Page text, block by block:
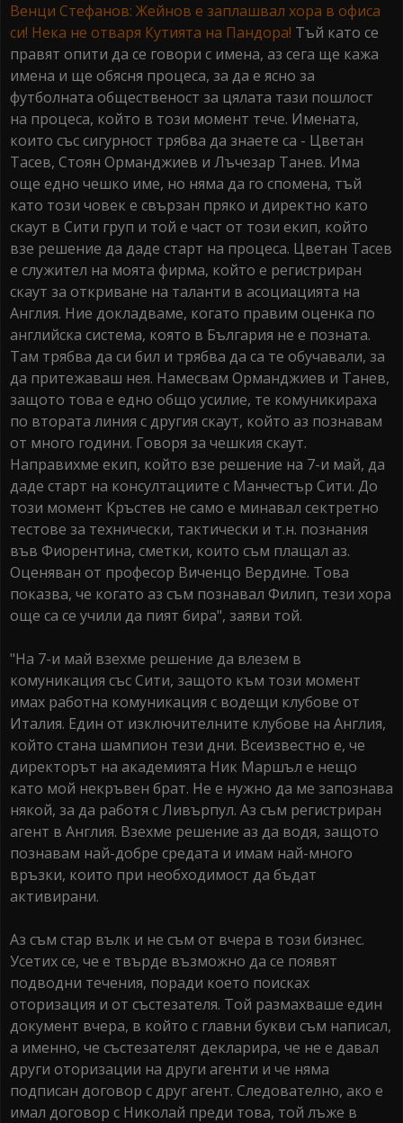
Венци Стефанов: Жейнов е заплашвал хора в офиса
си! Нека не отваря Кутията на Пандора! Тъй като се
правят опити да се говори с имена, аз сега ще кажа
имена и ще обясня процеса, за да е ясно за
футболната общественост за цялата тази пошлост
на процеса, който в този момент тече. Имената,
които със сигурност трябва да знаете са - Цветан
Тасев, Стоян Орманджиев и Лъчезар Танев. Има
още едно чешко име, но няма да го спомена, тъй
като този човек е свързан пряко и директно като
скаут в Сити груп и той е част от този екип, който
взе решение да даде старт на процеса. Цветан Тасев
е служител на моята фирма, който е регистриран
скаут за откриване на таланти в асоциацията на
Англия. Ние докладваме, когато правим оценка по
английска система, която в България не е позната.
Там трябва да си бил и трябва да са те обучавали, за
да притежаваш нея. Намесвам Орманджиев и Танев,
защото това е едно общо усилие, те комуникираха
по втората линия с другия скаут, който аз познавам
от много години. Говоря за чешкия скаут.
Направихме екип, който взе решение на 7-и май, да
даде старт на консултациите с Манчестър Сити. До
този момент Кръстев не само е минавал сектретно
тестове за технически, тактически и т.н. познания
във Фиорентина, сметки, които съм плащал аз.
Оценяван от професор Виченцо Вердине. Това
показва, че когато аз съм познавал Филип, тези хора
още са се учили да пият бира", заяви той.
"На 7-и май взехме решение да влезем в
комуникация със Сити, защото към този момент
имах работна комуникация с водещи клубове от
Италия. Един от изключителните клубове на Англия,
който стана шампион тези дни. Всеизвестно е, че
директорът на академията Ник Маршъл е нещо
като мой некръвен брат. Не е нужно да ме запознава
някой, за да работя с Ливърпул. Аз съм регистриран
агент в Англия. Взехме решение аз да водя, защото
познавам най-добре средата и имам най-много
връзки, които при необходимост да бъдат
активирани.
Аз съм стар вълк и не съм от вчера в този бизнес.
Усетих се, че е твърде възможно да се появят
подводни течения, поради което поисках
оторизация и от състезателя. Той размахваше един
документ вчера, в който с главни букви съм написал,
а именно, че състезателят декларира, че не е давал
други оторизации на други агенти и че няма
подписан договор с друг агент. Следователно, ако е
имал договор с Николай преди това, той лъже в